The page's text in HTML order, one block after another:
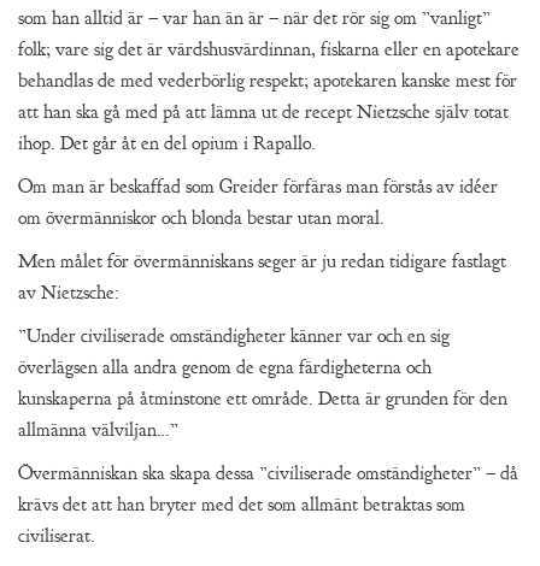
som han alltid är – var han än är – när det rör sig om ”vanligt”
folk; vare sig det är värdshusvärdinnan, fiskarna eller en apotekare
behandlas de med vederbörlig respekt; apotekaren kanske mest för
att han ska gå med på att lämna ut de recept Nietzsche själv totat
ihop. Det går åt en del opium i Rapallo.
Om man är beskaffad som Greider förfäras man förstås av idéer
om övermänniskor och blonda bestar utan moral.
Men målet för övermänniskans seger är ju redan tidigare fastlagt
av Nietzsche:
”Under civiliserade omständigheter känner var och en sig
överlägsen alla andra genom de egna färdigheterna och
kunskaperna på åtminstone ett område. Detta är grunden för den
allmänna välviljan…”
Övermänniskan ska skapa dessa ”civiliserade omständigheter” – då
krävs det att han bryter med det som allmänt betraktas som
civiliserat.